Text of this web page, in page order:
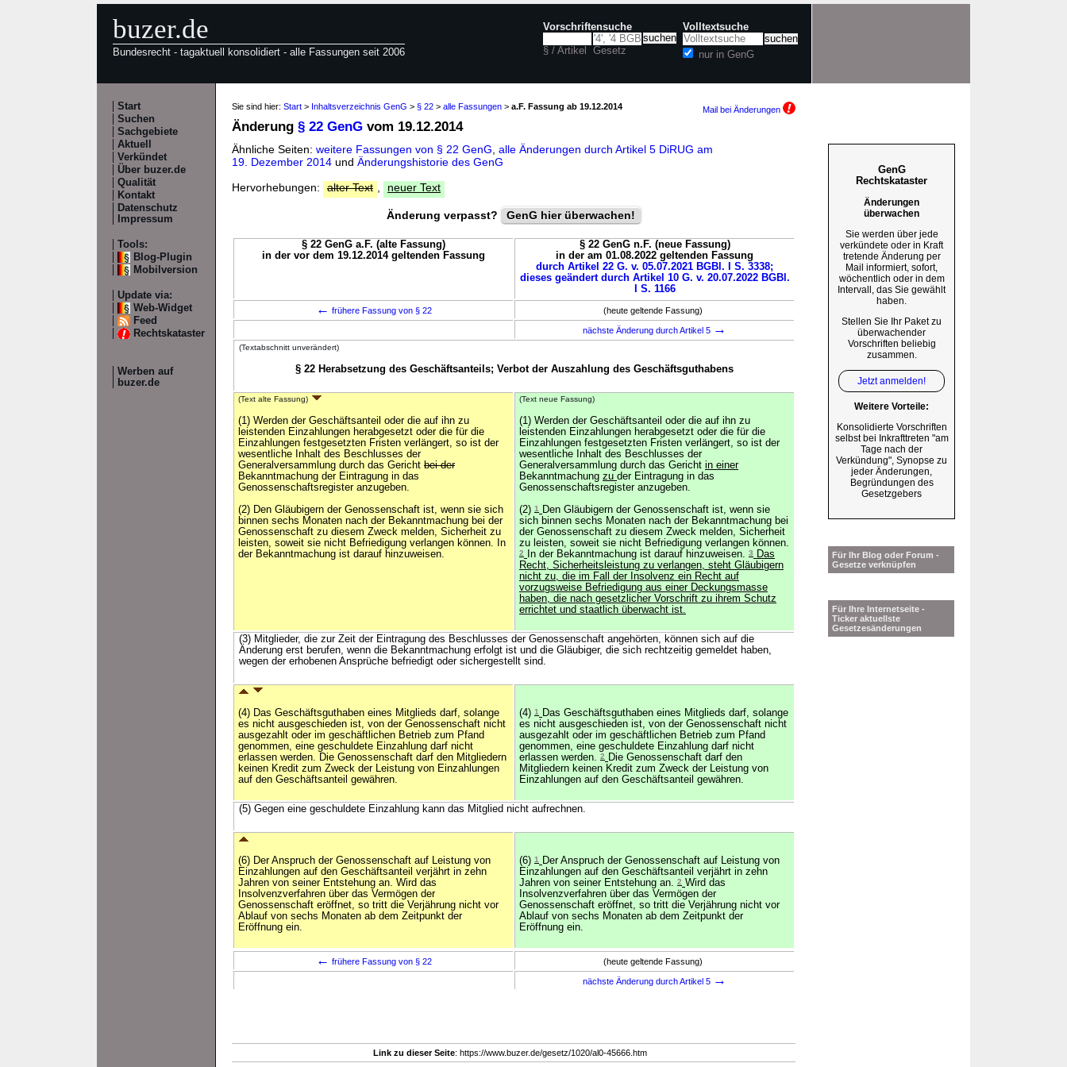
buzer.de
Bundesrecht - tagaktuell konsolidiert - alle Fassungen seit 2006
Vorschriftensuche
§ / Artikel Gesetz
Volltextsuche
nur in GenG
Start
Suchen
Sachgebiete
Aktuell
Verkündet
Über buzer.de
Qualität
Kontakt
Datenschutz
Impressum
Tools:
Blog-Plugin
Mobilversion
Update via:
Web-Widget
Feed
Rechtskataster
Werben auf
buzer.de
Sie sind hier: Start > Inhaltsverzeichnis GenG > § 22 > alle Fassungen > a.F. Fassung ab 19.12.2014 Mail bei Änderungen
Änderung § 22 GenG vom 19.12.2014
Ähnliche Seiten: weitere Fassungen von § 22 GenG alle Änderungen durch Artikel 5 DiRUG am
19. Dezember 2014 und Änderungshistorie des GenG
Hervorhebungen:
alter Text neuer Text
Änderung verpasst? GenG hier überwachen!
§ 22 GenG a.F. (alte Fassung)
in der vor dem 19.12.2014 geltenden Fassung
§ 22 GenG n.F. (neue Fassung)
in der am 01.08.2022 geltenden Fassung
durch Artikel 22 G. v. 05.07.2021 BGBl. I S. 3338;
dieses geändert durch Artikel 10 G. v. 20.07.2022 BGBl.
I S. 1166
← frühere Fassung von § 22 (heute geltende Fassung)
nächste Änderung durch Artikel 5 →
(Textabschnitt unverändert)
§ 22 Herabsetzung des Geschäftsanteils; Verbot der Auszahlung des Geschäftsguthabens
(Text alte Fassung)
(1) Werden der Geschäftsanteil oder die auf ihn zu
leistenden Einzahlungen herabgesetzt oder die für die
Einzahlungen festgesetzten Fristen verlängert, so ist der
wesentliche Inhalt des Beschlusses der
Generalversammlung durch das Gericht bei der
Bekanntmachung der Eintragung in das
Genossenschaftsregister anzugeben.
(2) Den Gläubigern der Genossenschaft ist, wenn sie sich
binnen sechs Monaten nach der Bekanntmachung bei der
Genossenschaft zu diesem Zweck melden, Sicherheit zu
leisten, soweit sie nicht Befriedigung verlangen können. In
der Bekanntmachung ist darauf hinzuweisen.
(Text neue Fassung)
(1) Werden der Geschäftsanteil oder die auf ihn zu
leistenden Einzahlungen herabgesetzt oder die für die
Einzahlungen festgesetzten Fristen verlängert, so ist der
wesentliche Inhalt des Beschlusses der
Generalversammlung durch das Gericht in einer
Bekanntmachung zu der Eintragung in das
Genossenschaftsregister anzugeben.
(2) 1
Den Gläubigern der Genossenschaft ist, wenn sie
sich binnen sechs Monaten nach der Bekanntmachung bei
der Genossenschaft zu diesem Zweck melden, Sicherheit
zu leisten, soweit sie nicht Befriedigung verlangen können.
2 In der Bekanntmachung ist darauf hinzuweisen. 3
Das
Recht, Sicherheitsleistung zu verlangen, steht Gläubigern
nicht zu, die im Fall der Insolvenz ein Recht auf
vorzugsweise Befriedigung aus einer Deckungsmasse
haben, die nach gesetzlicher Vorschrift zu ihrem Schutz
errichtet und staatlich überwacht ist.
(3) Mitglieder, die zur Zeit der Eintragung des Beschlusses der Genossenschaft angehörten, können sich auf die
Änderung erst berufen, wenn die Bekanntmachung erfolgt ist und die Gläubiger, die sich rechtzeitig gemeldet haben,
wegen der erhobenen Ansprüche befriedigt oder sichergestellt sind.
(4) Das Geschäftsguthaben eines Mitglieds darf, solange
es nicht ausgeschieden ist, von der Genossenschaft nicht
ausgezahlt oder im geschäftlichen Betrieb zum Pfand
genommen, eine geschuldete Einzahlung darf nicht
erlassen werden. Die Genossenschaft darf den Mitgliedern
keinen Kredit zum Zweck der Leistung von Einzahlungen
auf den Geschäftsanteil gewähren.
(4) 1
Das Geschäftsguthaben eines Mitglieds darf, solange
es nicht ausgeschieden ist, von der Genossenschaft nicht
ausgezahlt oder im geschäftlichen Betrieb zum Pfand
genommen, eine geschuldete Einzahlung darf nicht
erlassen werden. 2
Die Genossenschaft darf den
Mitgliedern keinen Kredit zum Zweck der Leistung von
Einzahlungen auf den Geschäftsanteil gewähren.
(5) Gegen eine geschuldete Einzahlung kann das Mitglied nicht aufrechnen.
(6) Der Anspruch der Genossenschaft auf Leistung von
Einzahlungen auf den Geschäftsanteil verjährt in zehn
Jahren von seiner Entstehung an. Wird das
Insolvenzverfahren über das Vermögen der
Genossenschaft eröffnet, so tritt die Verjährung nicht vor
Ablauf von sechs Monaten ab dem Zeitpunkt der
Eröffnung ein.
(6) 1
Der Anspruch der Genossenschaft auf Leistung von
Einzahlungen auf den Geschäftsanteil verjährt in zehn
Jahren von seiner Entstehung an. 2 Wird das
Insolvenzverfahren über das Vermögen der
Genossenschaft eröffnet, so tritt die Verjährung nicht vor
Ablauf von sechs Monaten ab dem Zeitpunkt der
Eröffnung ein.
← frühere Fassung von § 22 (heute geltende Fassung)
nächste Änderung durch Artikel 5 →
Link zu dieser Seite: https://www.buzer.de/gesetz/1020/al0-45666.htm
GenG
Rechtskataster
Änderungen
überwachen
Sie werden über jede
verkündete oder in Kraft
tretende Änderung per
Mail informiert, sofort,
wöchentlich oder in dem
Intervall, das Sie gewählt
haben.
Stellen Sie Ihr Paket zu
überwachender
Vorschriften beliebig
zusammen.
Jetzt anmelden!
Weitere Vorteile:
Konsolidierte Vorschriften
selbst bei Inkrafttreten "am
Tage nach der
Verkündung", Synopse zu
jeder Änderungen,
Begründungen des
Gesetzgebers
Für Ihr Blog oder Forum -
Gesetze verknüpfen
Für Ihre Internetseite -
Ticker aktuellste
Gesetzesänderungen